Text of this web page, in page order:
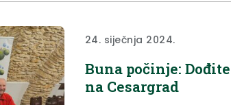
potporu Grada Klanjca i
24. siječnja 2024.
Buna počinje:
na Cesargrad